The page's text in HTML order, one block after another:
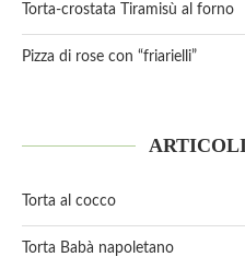
Torta-crostata Tiramisù al forno
Pizza di rose con “friarielli”
Torta al cocco
Torta Babà napoletano